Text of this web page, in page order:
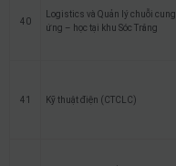
40
Logistics và Quản lý chuỗi cung
ứng – học tại khu Sóc Trăng
41 Kỹ thuật điện (CTCLC)